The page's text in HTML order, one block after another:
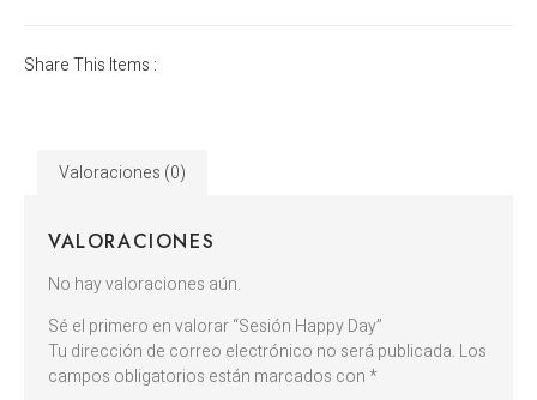
Share This Items :
Valoraciones (0)
VALORACIONES
No hay valoraciones aún.
Sé el primero en valorar “Sesión Happy Day”
Tu dirección de correo electrónico no será publicada. Los
campos obligatorios están marcados con*